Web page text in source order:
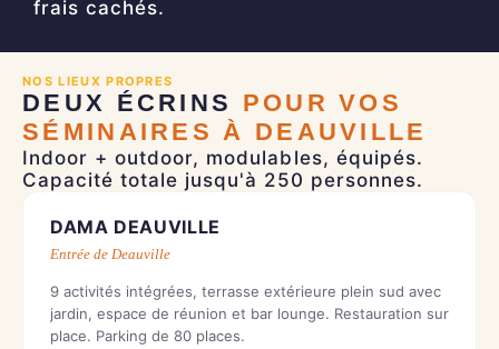
frais cachés.
NOS LIEUX PROPRES
DEUX ÉCRINS POUR VOS
SÉMINAIRES À DEAUVILLE
Indoor + outdoor, modulables, équipés.
Capacité totale jusqu'à 250 personnes.
INDOOR + OUTDOOR
DAMA DEAUVILLE
Entrée de Deauville
9 activités intégrées, terrasse extérieure plein sud avec
jardin, espace de réunion et bar lounge. Restauration sur
place. Parking de 80 places.